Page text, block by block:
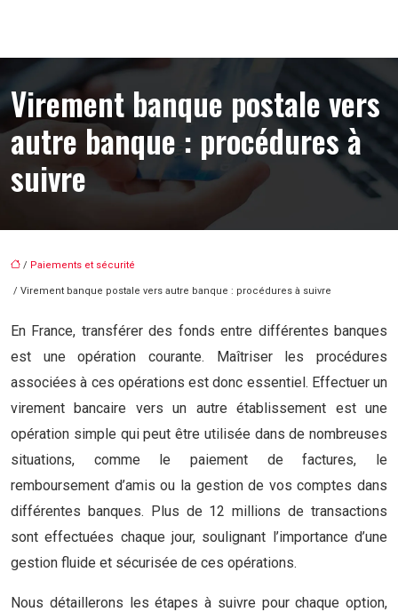
Virement banque postale vers
autre banque : procédures à
suivre
/ Paiements et sécurité
/ Virement banque postale vers autre banque : procédures à suivre
En France, transférer des fonds entre différentes banques
est une opération courante. Maîtriser les procédures
associées à ces opérations est donc essentiel. Effectuer un
virement bancaire vers un autre établissement est une
opération simple qui peut être utilisée dans de nombreuses
situations, comme le paiement de factures, le
remboursement d’amis ou la gestion de vos comptes dans
différentes banques. Plus de 12 millions de transactions
sont effectuées chaque jour, soulignant l’importance d’une
gestion fluide et sécurisée de ces opérations.
Nous détaillerons les étapes à suivre pour chaque option,